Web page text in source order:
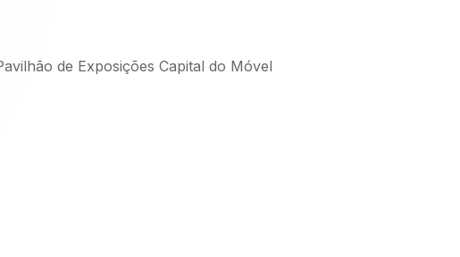
de Exposições Capital do Móvel